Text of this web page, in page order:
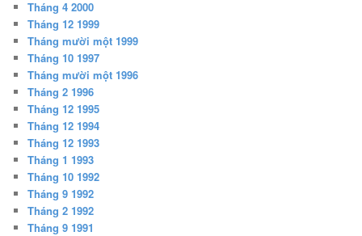
Tháng 4 2000
Tháng 12 1999
Tháng mười một 1999
Tháng 10 1997
Tháng mười một 1996
Tháng 2 1996
Tháng 12 1995
Tháng 12 1994
Tháng 12 1993
Tháng 1 1993
Tháng 10 1992
Tháng 9 1992
Tháng 2 1992
Tháng 9 1991